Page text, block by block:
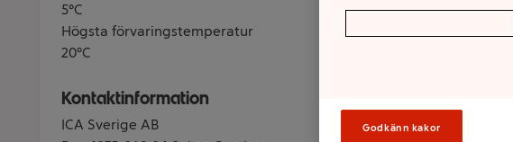
5°C
Högsta förvaringstemperatur
20°C
Kontaktinformation
ICA Sverige AB
Godkänn kakor